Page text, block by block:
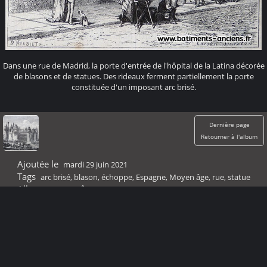
Dans une rue de Madrid, la porte d'entrée de l'hôpital de la Latina décorée
de blasons et de statues. Des rideaux ferment partiellement la porte
constituée d'un imposant arc brisé.
Dernière page
Retourner à l'album
Ajoutée le mardi 29 juin 2021
Tags arc brisé, blason,échoppe, Espagne, Moyen âge, rue,statue
Albums Moyen Âge